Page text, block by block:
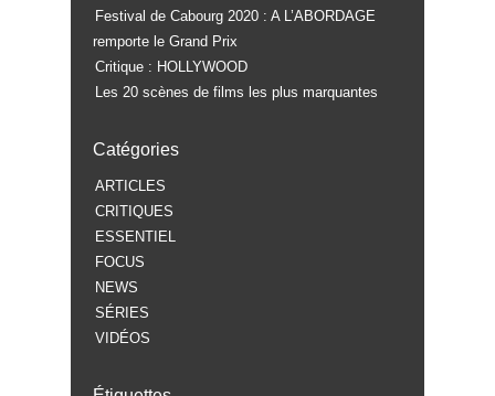
Festival de Cabourg 2020 : A L’ABORDAGE
remporte le Grand Prix
Critique : HOLLYWOOD
Les 20 scènes de films les plus marquantes
Catégories
ARTICLES
CRITIQUES
ESSENTIEL
FOCUS
NEWS
SÉRIES
VIDÉOS